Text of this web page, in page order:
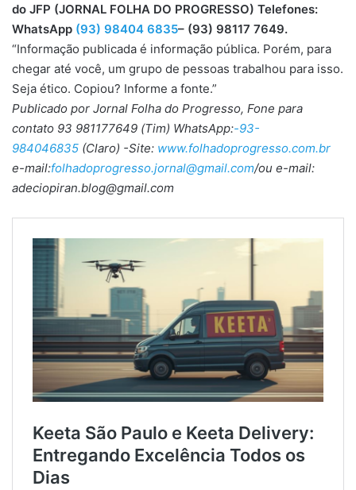
do JFP (JORNAL FOLHA DO PROGRESSO) Telefones:
WhatsApp (93) 98404 6835– (93) 98117 7649.
“Informação publicada é informação pública. Porém, para
chegar até você, um grupo de pessoas trabalhou para isso.
Seja ético. Copiou? Informe a fonte.”
Publicado por Jornal Folha do Progresso, Fone para
contato 93 981177649 (Tim) WhatsApp:-93-
984046835 (Claro) -Site: www.folhadoprogresso.com.br
e-mail:folhadoprogresso.jornal@gmail.com/ou e-mail:
adeciopiran.blog@gmail.com